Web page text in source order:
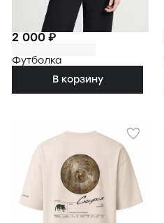
2 000 ₽
Футболка
В корзину